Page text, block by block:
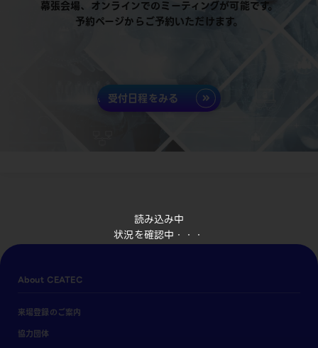
読み込み中
状況を確認中・・・
幕張会場、オンラインでのミーティングが可能です。
予約ページからご予約いただけます。
受付日程をみる
About CEATEC
来場登録のご案内
協力団体